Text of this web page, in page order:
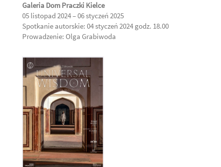
Galeria Dom Praczki Kielce
05 listopad 2024 – 06 styczeń 2025
Spotkanie autorskie: 04 styczeń 2024 godz. 18.00
Prowadzenie: Olga Grabiwoda